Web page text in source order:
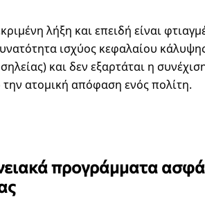
λήξη και επειδή είναι
ισχύος κεφαλαίου
και δεν εξαρτάται η
ατομική απόφαση ενός πολίτη.
προγράμματα